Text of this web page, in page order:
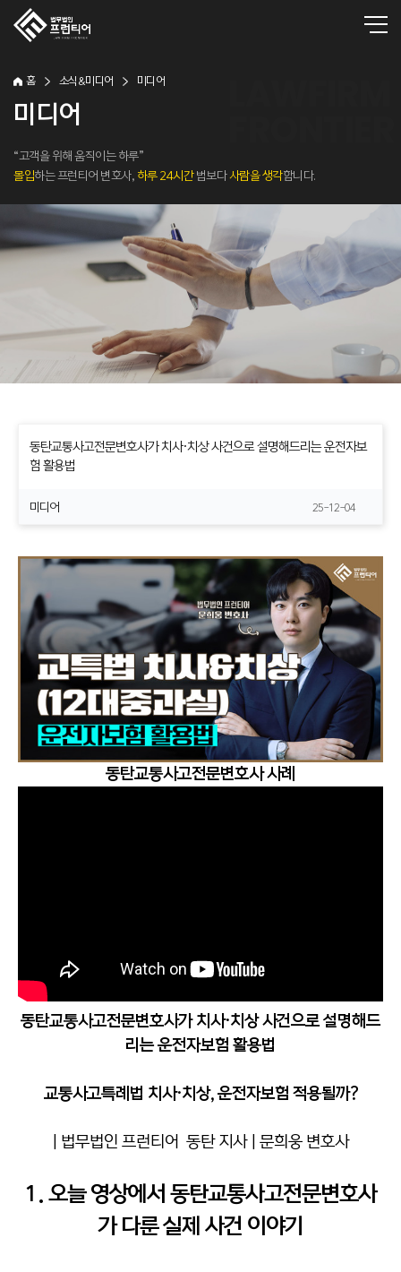
홈 소식&미디어 미디어
미디어
“고객을 위해 움직이는 하루”
몰입하는 프런티어 변호사, 하루 24시간법보다사람을 생각합니다.
동탄교통사고전문변호사가 치사·치상 사건으로 설명해드리는 운전자보
험 활용법
미디어 25-12-04
동탄교통사고전문변호사 사례
동탄교통사고전문변호사가 치사·치상 사건으로 설명해드
리는 운전자보험 활용법
교통사고특례법 치사·치상, 운전자보험 적용될까?
| 법무법인 프런티어 동탄 지사 | 문희웅 변호사
1. 오늘 영상에서 동탄교통사고전문변호사
가 다룬 실제 사건 이야기